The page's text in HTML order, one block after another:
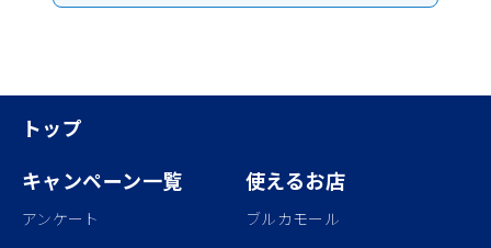
トップ
キャンペーン一覧
アンケート
使えるお店
ブルカモール